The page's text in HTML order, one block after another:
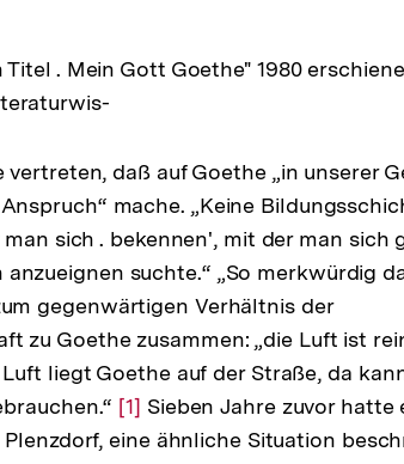
. Mein Gott Goethe" 1980
daß auf Goethe „in unserer
mache. „Keine
sich . bekennen', mit der man sich
suchte.“ „So merkwürdig
gegenwärtigen Verhältnis der
zu Goethe zusammen: „die Luft ist
liegt Goethe auf der Straße, da
Zur
Auflösung
[1] Sieben Jahre zuvor hatte
eine ähnliche Situation